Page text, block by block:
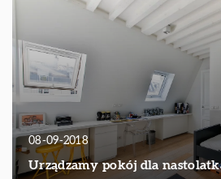
08-09-2018
Urządzamy pokój dla